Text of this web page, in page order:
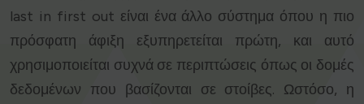
last in first out είναι ένα άλλο σύστημα όπου η πιο
πρόσφατη άφιξη εξυπηρετείται πρώτη, και αυτό
χρησιμοποιείται συχνά σε περιπτώσεις όπως οι δομές
δεδομένων που βασίζονται σε στοίβες. Ωστόσο, η